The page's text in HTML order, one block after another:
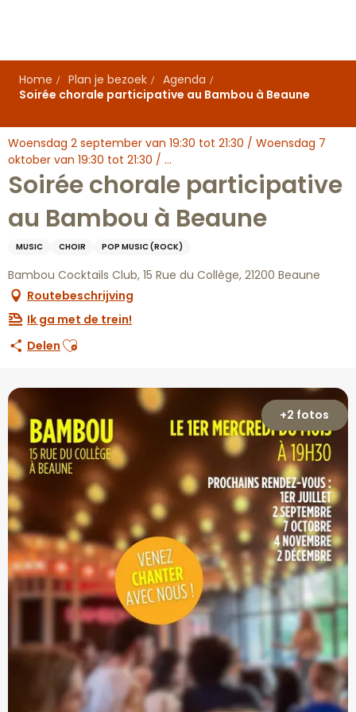
principal
Home
Plan je bezoek
Agenda
Soirée chorale participative au Bambou à Beaune
Woensdag 2 september van 19:30 tot 21:30 / Woensdag 7
oktober van 19:30 tot 21:30 / ...
Soirée chorale participative
au Bambou à Beaune
MUSIC CHOIR POP MUSIC (ROCK)
Bambou Cocktails Club, 15 Rue du Collège, 21200 Beaune
Routebeschrijving
Ik ga met de trein!
Delen Ajouter aux favoris
+2 fotos